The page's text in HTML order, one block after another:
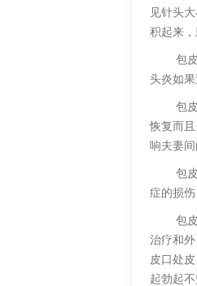
见针头
积起来，
包
头炎如
包
恢复而
响夫妻间
包
症的损
包
治疗和
皮口处
起勃起